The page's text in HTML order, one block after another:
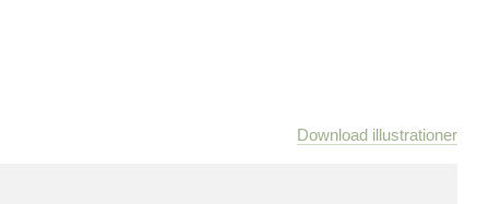
Download illustrationer